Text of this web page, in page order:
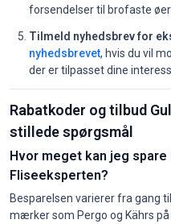
forsendelser til brofaste øer
Tilmeld nyhedsbrev for
nyhedsbrevet, hvis du vil
der er tilpasset dine
Rabatkoder og tilbud
stillede spørgsmål
Hvor meget kan jeg
Fliseeksperten?
Besparelsen varierer fra gang
mærker som Pergo og Kährs